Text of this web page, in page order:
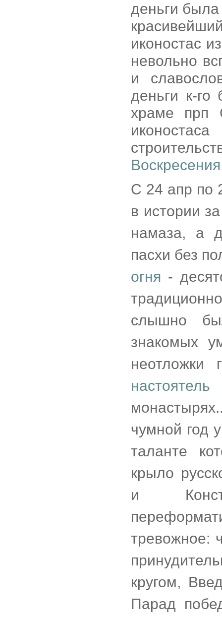
деньги
иконостас
невольно
и
деньги к-
храме прп
Воскресения
С 24 апр по
в истории
намаза, а
пасхи без
огня -
слышно
знакомых
неотложки
настоятель
чумной год
таланте
крыло
и
тревожное:
кругом,
Парад